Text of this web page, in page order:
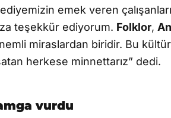
emek veren
teşekkür ediyorum. Folklor,
miraslardan biridir. Bu
herkese minnettarız” dedi.
vurdu